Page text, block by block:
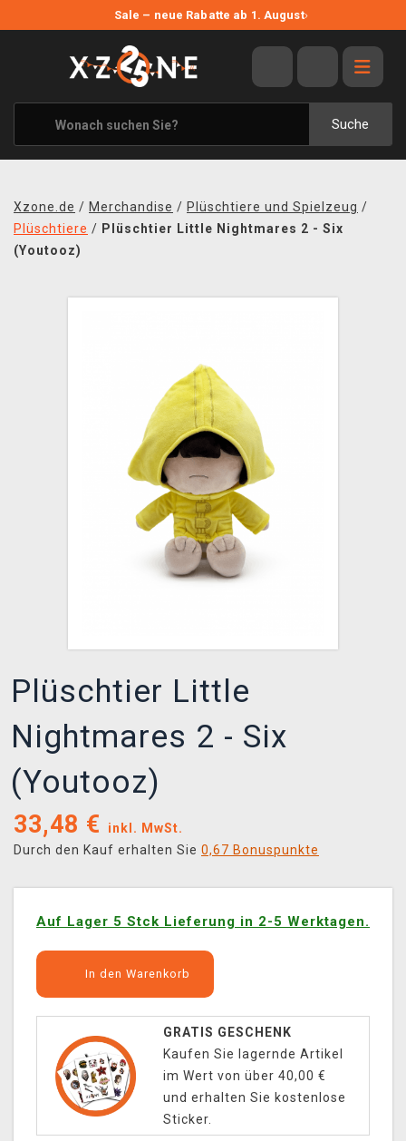
Sale – neue Rabatte ab 1. August›
Suche
ANGEBOTE
ALLE MARKEN
XZONE ORIGINALS
KLEIDUNG & ACCESSOIRES
BÜCHER & COMICS
Xzone.de / Merchandise / Plüschtiere und Spielzeug /
Plüschtiere / Plüschtier Little Nightmares 2 - Six
(Youtooz)
Plüschtier Little
Nightmares 2 - Six
(Youtooz)
33,48 €
inkl. MwSt.
Durch den Kauf erhalten Sie 0,67 Bonuspunkte
Auf Lager 5 Stck Lieferung in 2-5 Werktagen.
In den Warenkorb
GRATIS GESCHENK
Kaufen Sie lagernde Artikel
im Wert von über 40,00 €
und erhalten Sie kostenlose
Sticker.